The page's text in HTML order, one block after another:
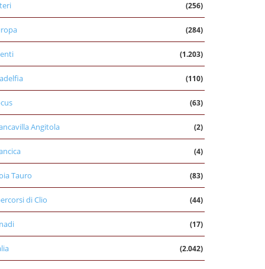
(256)
(284)
(1.203)
(110)
(63)
Angitola (2)
(4)
Tauro (83)
di Clio (44)
(17)
(2.042)